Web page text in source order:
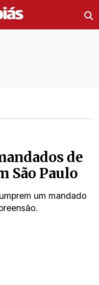
de
São Paulo
um mandado